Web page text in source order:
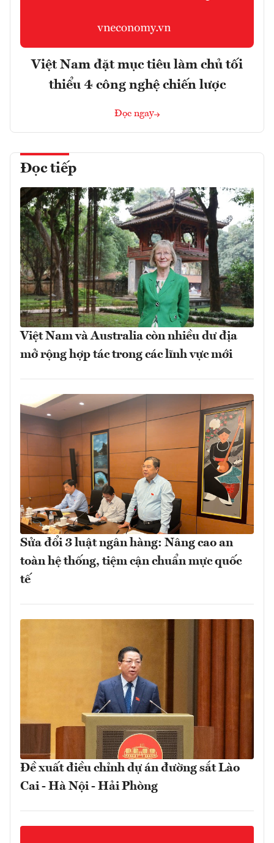
Việt Nam đặt mục tiêu làm chủ tối
thiểu 4 công nghệ chiến lược
Đọc ngay
Đọc tiếp
Việt Nam và Australia còn nhiều dư địa
mở rộng hợp tác trong các lĩnh vực mới
Sửa đổi 3 luật ngân hàng: Nâng cao an
toàn hệ thống, tiệm cận chuẩn mực quốc
tế
Đề xuất điều chỉnh dự án đường sắt Lào
Cai - Hà Nội - Hải Phòng